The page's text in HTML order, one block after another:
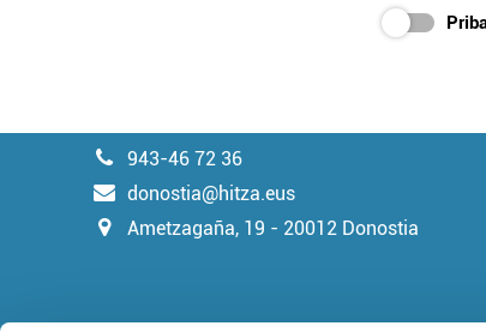
943-46 72 36
donostia@hitza.eus
Ametzagaña, 19 - 20012 Donostia